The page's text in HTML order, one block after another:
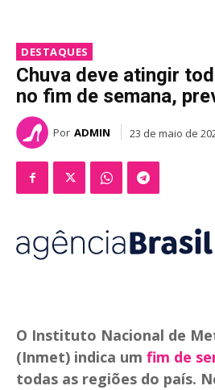
DESTAQUES
Chuva deve atingir
no fim de semana,
Por ADMIN 23 de maio de
O Instituto Nacional de
(Inmet) indica um fim de
todas as regiões do país.